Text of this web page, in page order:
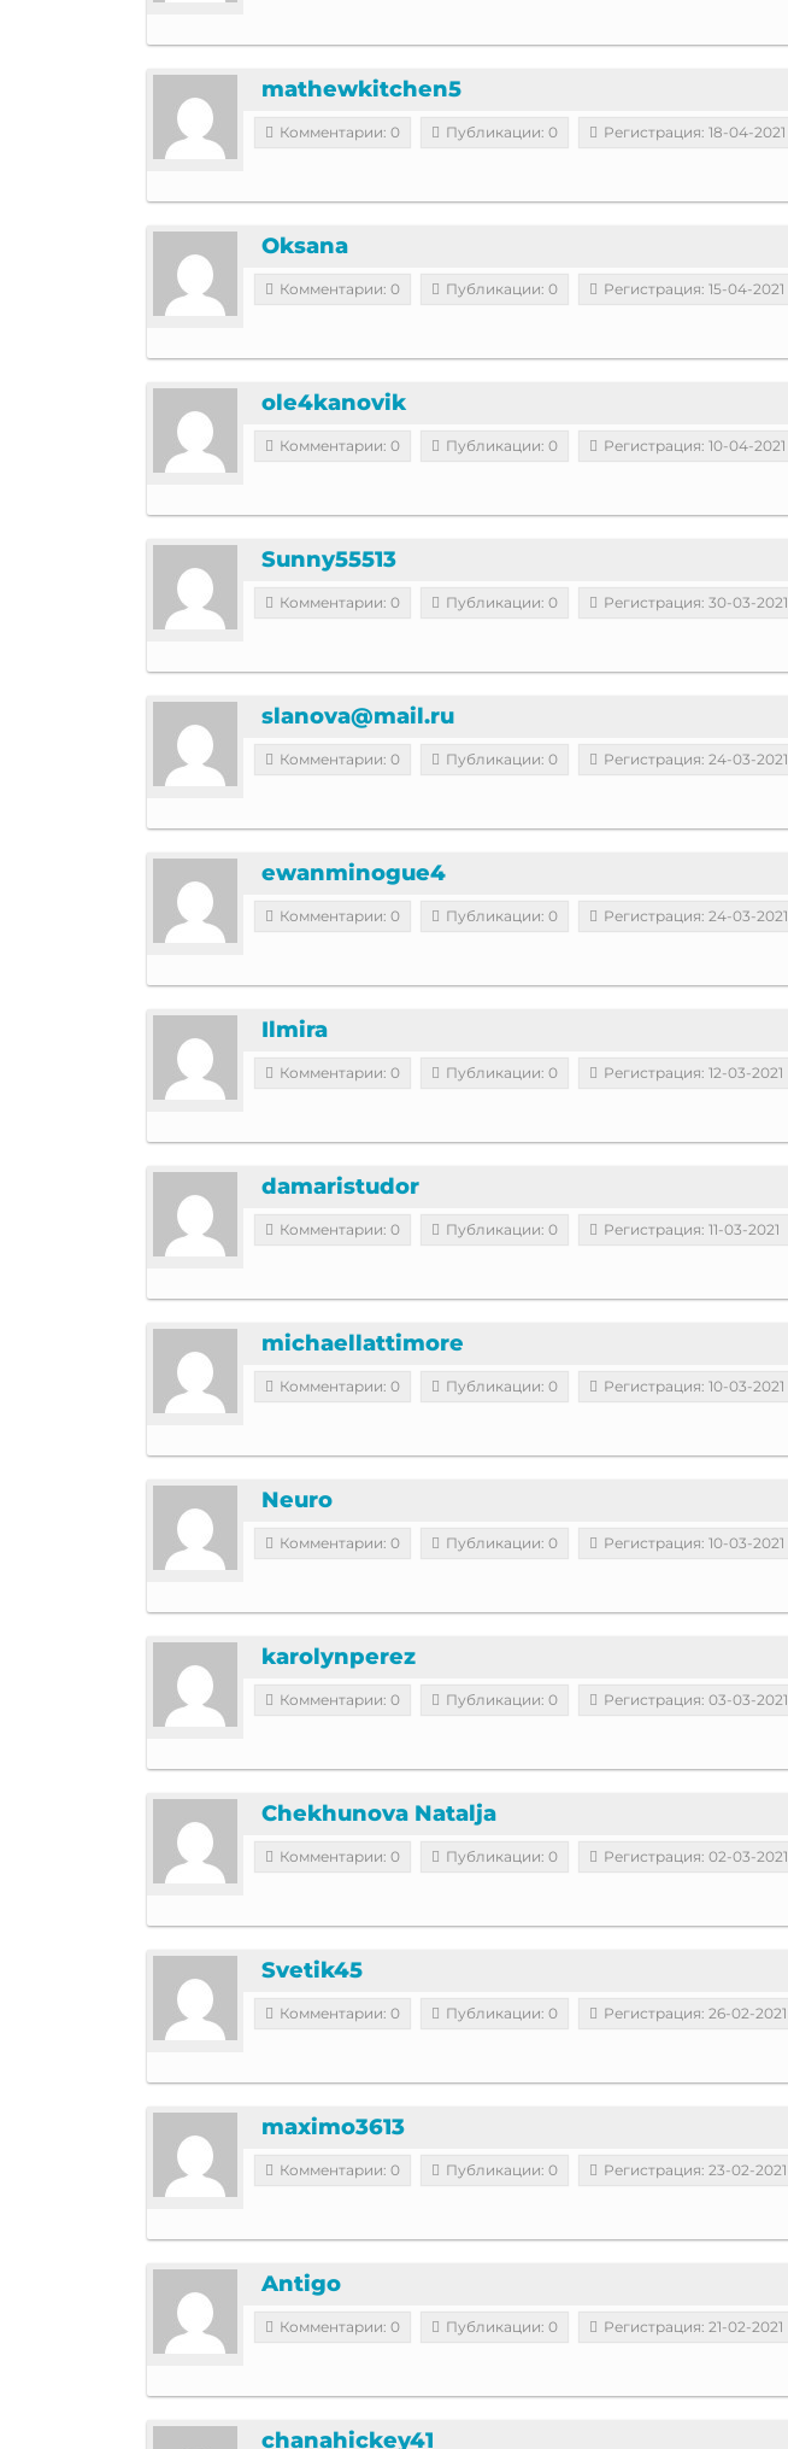
mathewkitchen5
Комментарии: 0 Публикации: 0 Регистрация: 18-04-2021
Oksana
Комментарии: 0 Публикации: 0 Регистрация: 15-04-2021
ole4kanovik
Комментарии: 0 Публикации: 0 Регистрация: 10-04-2021
Sunny55513
Комментарии: 0 Публикации: 0 Регистрация: 30-03-2021
slanova@mail.ru
Комментарии: 0 Публикации: 0 Регистрация: 24-03-2021
ewanminogue4
Комментарии: 0 Публикации: 0 Регистрация: 24-03-2021
Ilmira
Комментарии: 0 Публикации: 0 Регистрация: 12-03-2021
damaristudor
Комментарии: 0 Публикации: 0 Регистрация: 11-03-2021
michaellattimore
Комментарии: 0 Публикации: 0 Регистрация: 10-03-2021
Neuro
Комментарии: 0 Публикации: 0 Регистрация: 10-03-2021
karolynperez
Комментарии: 0 Публикации: 0 Регистрация: 03-03-2021
Chekhunova Natalja
Комментарии: 0 Публикации: 0 Регистрация: 02-03-2021
Svetik45
Комментарии: 0 Публикации: 0 Регистрация: 26-02-2021
maximo3613
Комментарии: 0 Публикации: 0 Регистрация: 23-02-2021
Antigo
Комментарии: 0 Публикации: 0 Регистрация: 21-02-2021
chanahickey41